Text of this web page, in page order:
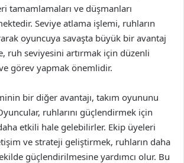
tamamlamaları ve düşmanları
Seviye atlama işlemi, ruhların
oyuncuya savaşta büyük bir avantaj
ruh seviyesini artırmak için düzenli
görev yapmak önemlidir.
bir diğer avantajı, takım oyununu
ruhlarını güçlendirmek için
etkili hale gelebilirler. Ekip üyeleri
ve strateji geliştirmek, ruhların daha
güçlendirilmesine yardımcı olur. Bu